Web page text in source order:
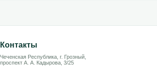
Контакты
Чеченская Республика, г. Грозный,
проспект А. А. Кадырова, 3/25